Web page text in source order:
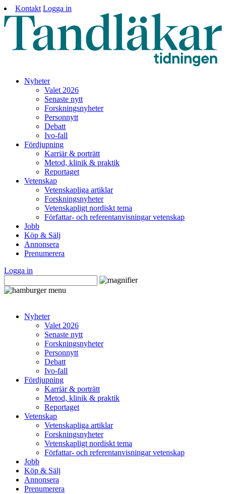
Kontakt Logga in
Nyheter
Valet 2026
Senaste nytt
Forskningsnyheter
Personnytt
Debatt
Ivo-fall
Fördjupning
Karriär & porträtt
Metod, klinik & praktik
Reportaget
Vetenskap
Vetenskapliga artiklar
Forskningsnyheter
Vetenskapligt nordiskt tema
Författar- och referentanvisningar vetenskap
Jobb
Köp & Sälj
Annonsera
Prenumerera
Logga in
Nyheter
Valet 2026
Senaste nytt
Forskningsnyheter
Personnytt
Debatt
Ivo-fall
Fördjupning
Karriär & porträtt
Metod, klinik & praktik
Reportaget
Vetenskap
Vetenskapliga artiklar
Forskningsnyheter
Vetenskapligt nordiskt tema
Författar- och referentanvisningar vetenskap
Jobb
Köp & Sälj
Annonsera
Prenumerera